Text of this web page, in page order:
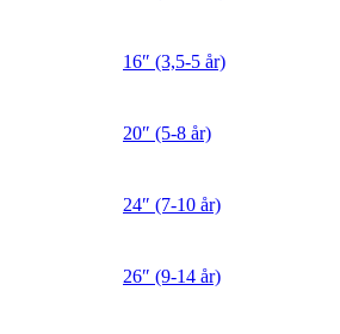
16″ (3,5-5 år)
20″ (5-8 år)
24″ (7-10 år)
26″ (9-14 år)